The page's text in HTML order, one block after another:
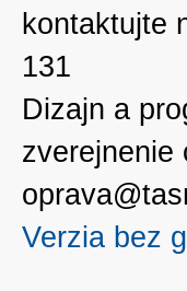
kontaktujte
131
Dizajn a
zverejnenie
Verzia bez